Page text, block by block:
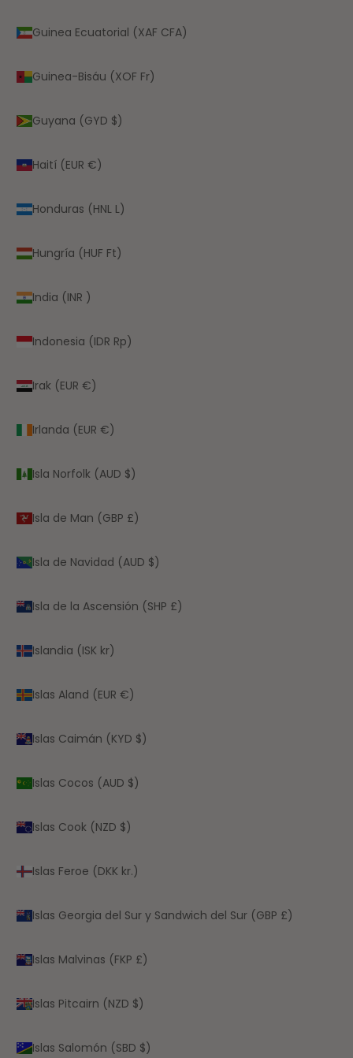
Guinea Ecuatorial (XAF CFA)
Guinea-Bisáu (XOF Fr)
Guyana (GYD $)
Haití (EUR €)
Honduras (HNL L)
Hungría (HUF Ft)
India (INR ₹)
Indonesia (IDR Rp)
Irak (EUR €)
Irlanda (EUR €)
Isla Norfolk (AUD $)
Isla de Man (GBP £)
Isla de Navidad (AUD $)
Isla de la Ascensión (SHP £)
Islandia (ISK kr)
Islas Aland (EUR €)
Islas Caimán (KYD $)
Islas Cocos (AUD $)
Islas Cook (NZD $)
Islas Feroe (DKK kr.)
Islas Georgia del Sur y Sandwich del Sur (GBP £)
Islas Malvinas (FKP £)
Islas Pitcairn (NZD $)
Islas Salomón (SBD $)